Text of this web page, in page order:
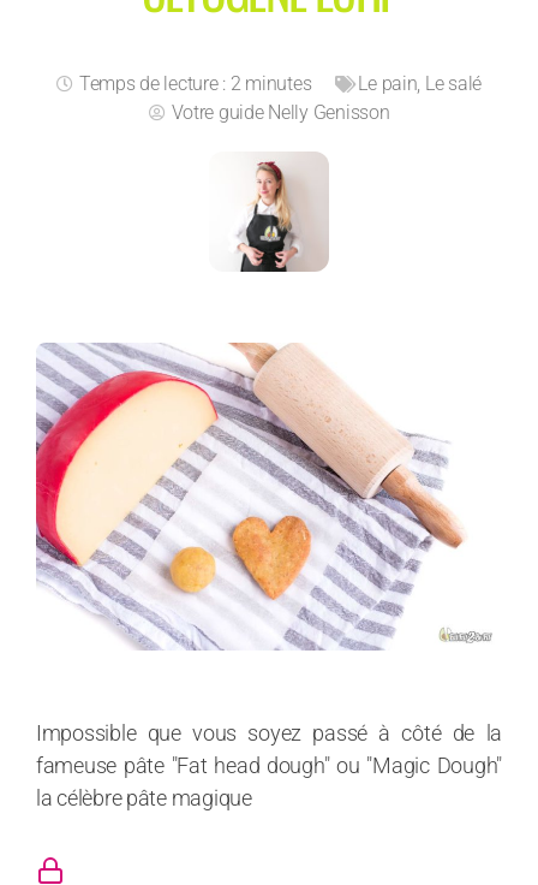
Temps de lecture : 2 minutes Le pain, Le salé
Votre guideNelly Genisson
Impossible que vous soyez passé à côté de la
fameuse pâte "Fat head dough" ou "Magic Dough"
la célèbre pâte magique